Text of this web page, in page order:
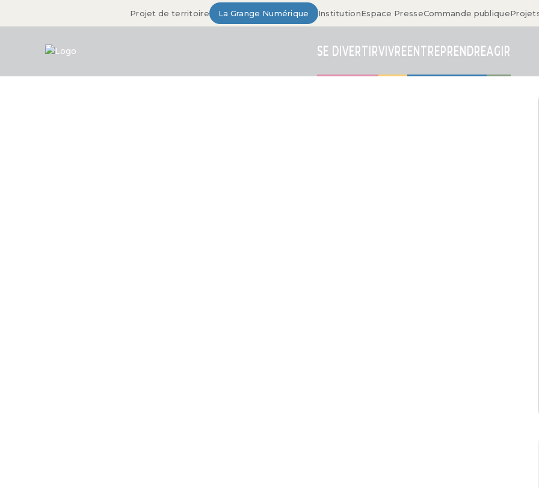
Projet de territoire La Grange Numérique InstitutionEspace PresseCommande publique
SE DIVERTIRVIVREENTREPRENDREAGIR